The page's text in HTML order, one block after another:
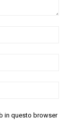
in questo browser